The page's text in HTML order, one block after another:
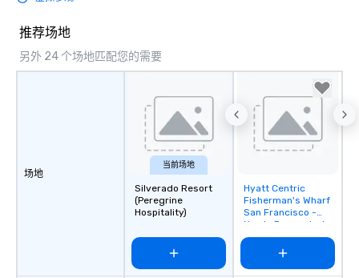
推荐场地
另外 24 个场地匹配您的需要
场地
当前场地
Silverado Resort
(Peregrine
Hospitality)
Removed from
favorites
Hyatt Centric
Fisherman's Wharf
San Francisco -
Newly Renovated